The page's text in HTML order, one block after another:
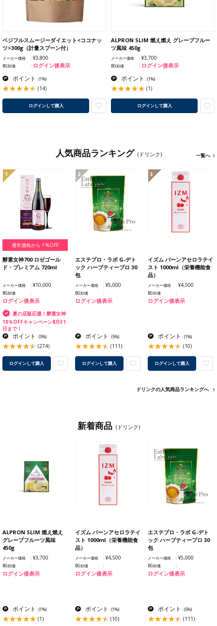
ベジフルスムージーダイエット<ココナッ
ツ>300g（計量スプーン付）
メーカー価格 ¥3,800
BG卸価 ログイン後表示
ポイント :(1%)
(14)
ログインして購入
ALPRON SLIM 燃え燃え グレープフルー
ツ風味 450g
メーカー価格 ¥3,700
BG卸価 ログイン後表示
ポイント :(1%)
(1)
ログインして購入
人気商品ランキング (ドリンク) 一覧へ
1
通常価格から？%OFF
酵素女神700 ロゼゴール
ド・プレミアム 720ml
メーカー価格 ¥10,000
BG卸価
ログイン後表示
夏の店販応援！酵素女神
10％OFFキャンペーン8月31
日まで！
ポイント :(5%)
(274)
ログインして購入
2
エステプロ・ラボ G-デト
ック ハーブティープロ 30
包
メーカー価格 ¥5,000
BG卸価
ログイン後表示
ポイント :(5%)
(111)
ログインして購入
3
イズム バーンアセロラテイ
スト 1000ml（栄養機能食
品）
メーカー価格 ¥4,500
BG卸価
ログイン後表示
ポイント :(1%)
(10)
ログインして購入
ドリンクの人気商品ランキングへ
新着商品 (ドリンク)
ALPRON SLIM 燃え燃え
グレープフルーツ風味
450g
メーカー価格 ¥3,700
BG卸価
ログイン後表示
ポイント :(1%)
(1)
イズム バーンアセロラテイ
スト 1000ml（栄養機能食
品）
メーカー価格 ¥4,500
BG卸価
ログイン後表示
ポイント :(1%)
(10)
エステプロ・ラボ G-デト
ック ハーブティープロ 30
包
メーカー価格 ¥5,000
BG卸価
ログイン後表示
ポイント :(5%)
(111)